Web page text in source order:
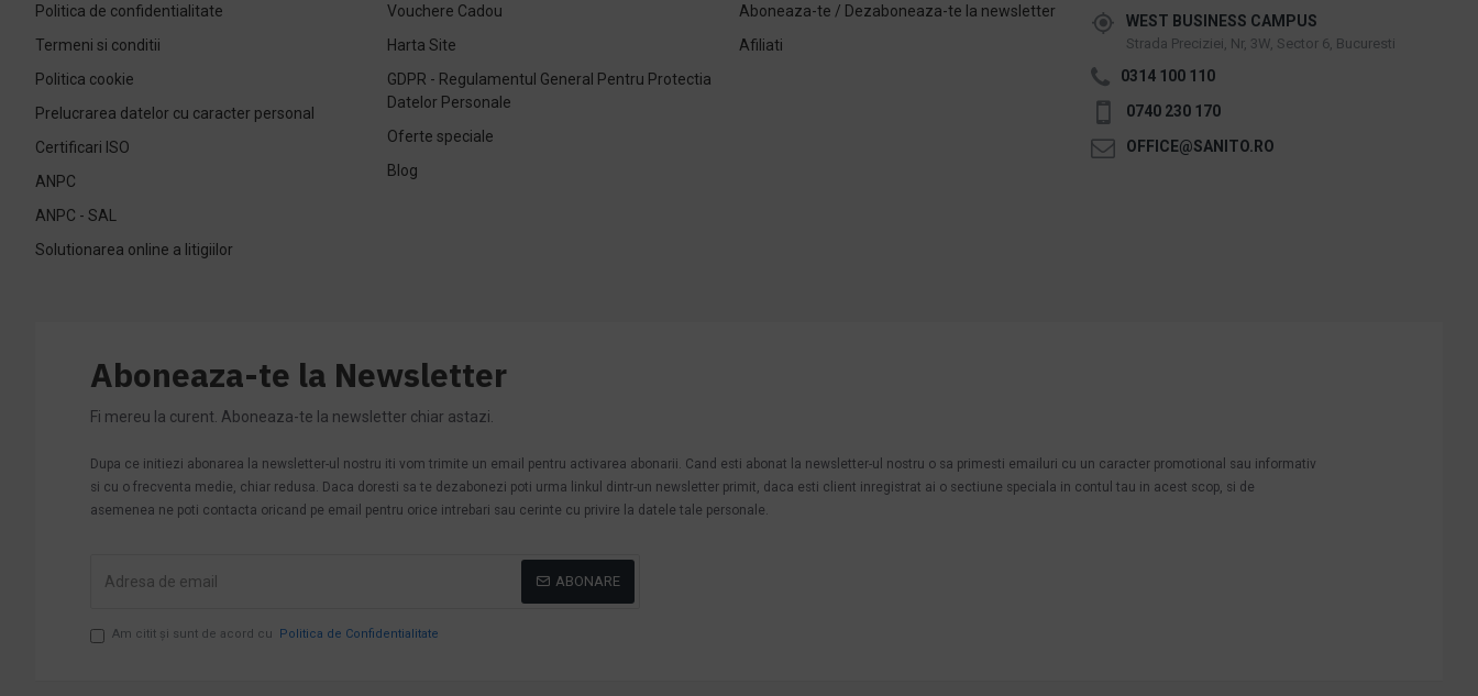
Politica de confidentialitate
Termeni si conditii
Politica cookie
Prelucrarea datelor cu caracter personal
Certificari ISO
ANPC
ANPC - SAL
Solutionarea online a litigiilor
Vouchere Cadou
Harta Site
GDPR - Regulamentul General Pentru Protectia
Datelor Personale
Oferte speciale
Blog
Aboneaza-te / Dezaboneaza-te la newsletter
Afiliati
WEST BUSINESS CAMPUS
Strada Preciziei, Nr, 3W, Sector 6, Bucuresti
0314 100 110
0740 230 170
OFFICE@SANITO.RO
Aboneaza-te la Newsletter
Fi mereu la curent. Aboneaza-te la newsletter chiar astazi.
Dupa ce initiezi abonarea la newsletter-ul nostru iti vom trimite un email pentru activarea abonarii. Cand esti abonat la newsletter-ul nostru o sa primesti emailuri cu un caracter promotional sau informativ
si cu o frecventa medie, chiar redusa. Daca doresti sa te dezabonezi poti urma linkul dintr-un newsletter primit, daca esti client inregistrat ai o sectiune speciala in contul tau in acest scop, si de
asemenea ne poti contacta oricand pe email pentru orice intrebari sau cerinte cu privire la datele tale personale.
ABONARE
Am citit şi sunt de acord cu Politica de Confidentialitate